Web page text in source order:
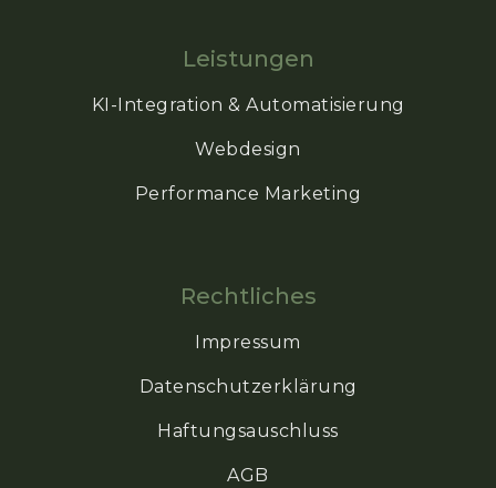
Leistungen
KI-Integration & Automatisierung
Webdesign
Performance Marketing
Rechtliches
Impressum
Datenschutzerklärung
Haftungsauschluss
AGB